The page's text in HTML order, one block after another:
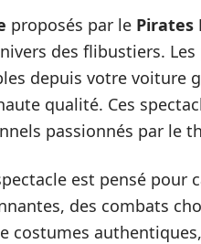
proposés par le Pirates
des flibustiers.
depuis votre voiture
qualité. Ces
passionnés par le
est pensé pour
des combats
costumes